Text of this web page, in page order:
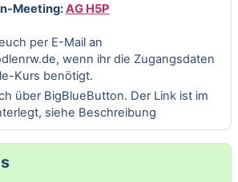
Meeting:AG H5P
per E-Mail an
wenn ihr die Zugangsdaten
Kurs benötigt.
über BigBlueButton. Der Link ist im
siehe Beschreibung